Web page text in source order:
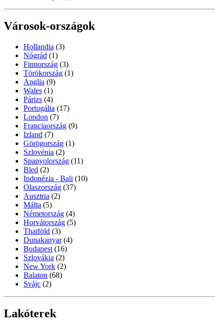
Városok-országok
Hollandia (3)
Nógrád (1)
Finnország (3)
Törökország (1)
Anglia (9)
Wales (1)
Párizs (4)
Portugália (17)
London (7)
Franciaország (9)
Izland (7)
Görögország (1)
Szlovénia (2)
Spanyolország (11)
Bled (2)
Indonézia - Bali (10)
Olaszország (37)
Ausztria (2)
Málta (5)
Németország (4)
Horvátország (5)
Thaiföld (3)
Dunakanyar (4)
Budapest (16)
Szlovákia (2)
New York (2)
Balaton (68)
Svájc (2)
Lakóterek